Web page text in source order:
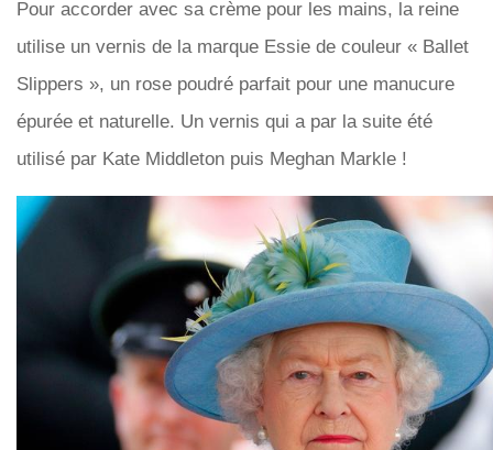
Pour accorder avec sa crème pour les mains, la reine
utilise un vernis de la marque Essie de couleur « Ballet
Slippers », un rose poudré parfait pour une manucure
épurée et naturelle. Un vernis qui a par la suite été
utilisé par Kate Middleton puis Meghan Markle !